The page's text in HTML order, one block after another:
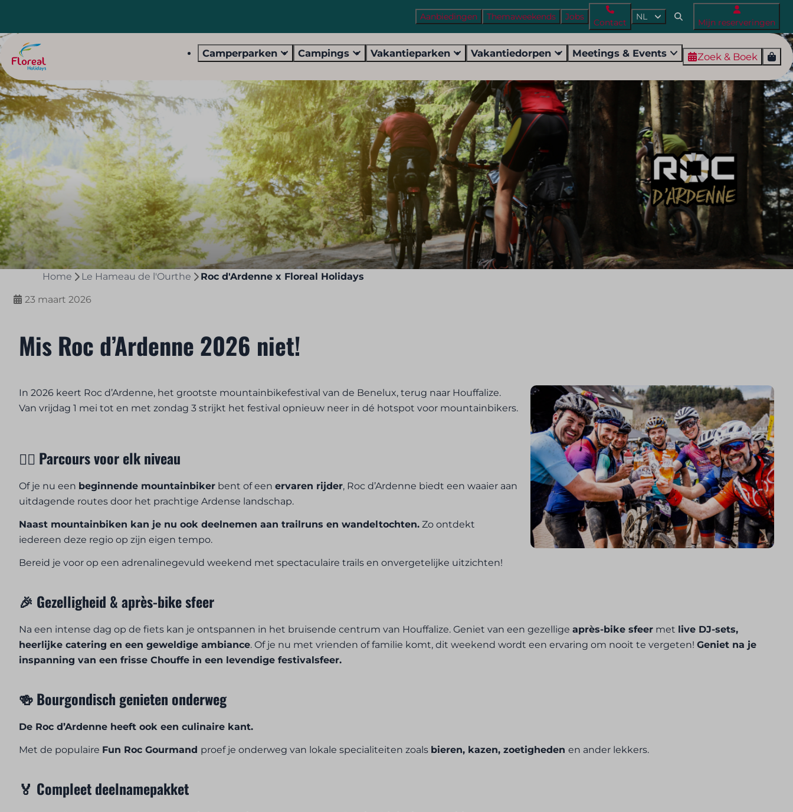
Aanbiedingen Themaweekends Jobs
Contact
NL
Mijn reserveringen
Camperparken Campings Vakantieparken Vakantiedorpen Meetings & Events Zoek & Boek
Home Le Hameau de l'Ourthe Roc d'Ardenne x Floreal Holidays
23 maart 2026
Mis Roc d’Ardenne 2026 niet!
In 2026 keert Roc d’Ardenne, het grootste mountainbikefestival van de Benelux, terug naar Houffalize.
Van vrijdag 1 mei tot en met zondag 3 strijkt het festival opnieuw neer in dé hotspot voor mountainbikers.
🚴‍♂ Parcours voor elk niveau
Of je nu een beginnende mountainbiker bent of eenervaren rijder, Roc d’Ardenne biedt een waaier aan
uitdagende routes door het prachtige Ardense landschap.
Naast mountainbiken kan je nu ook deelnemen aan trailruns en wandeltochten. Zo ontdekt
iedereen deze regio op zijn eigen tempo.
Bereid je voor op een adrenalinegevuld weekend met spectaculaire trails en onvergetelijke uitzichten!
🎉 Gezelligheid & après-bike sfeer
Na een intense dag op de fiets kan je ontspannen in het bruisende centrum van Houffalize. Geniet van een gezelligeaprès-bike sfeer met live DJ-sets,
heerlijke catering en een geweldige ambiance. Of je nu met vrienden of familie komt, dit weekend wordt een ervaring om nooit te vergeten!Geniet na je
inspanning van een frisse Chouffe in een levendige festivalsfeer.
🍻 Bourgondisch genieten onderweg
De Roc d’Ardenne heeft ook een culinaire kant.
Met de populaire Fun Roc Gourmand proef je onderweg van lokale specialiteiten zoals bieren, kazen, zoetighedenen ander lekkers.
🏅 Compleet deelnamepakket